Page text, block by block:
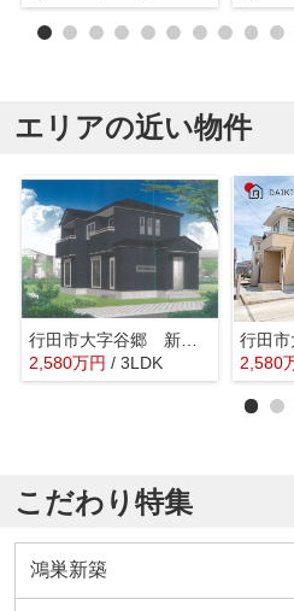
エリアの近い物件
行田市大字谷郷 新築戸建 全1棟 1号棟
2,580万円 / 3LDK
2,580
こだわり特集
鴻巣新築